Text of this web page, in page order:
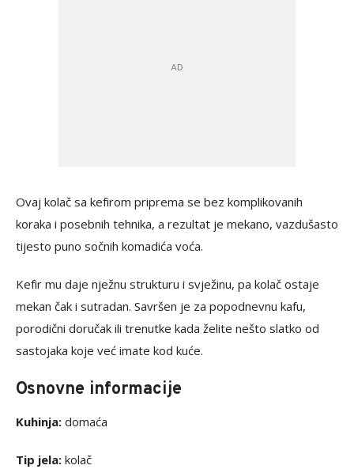
Ovaj kolač sa kefirom priprema se bez komplikovanih
koraka i posebnih tehnika, a rezultat je mekano, vazdušasto
tijesto puno sočnih komadića voća.
Kefir mu daje nježnu strukturu i svježinu, pa kolač ostaje
mekan čak i sutradan. Savršen je za popodnevnu kafu,
porodični doručak ili trenutke kada želite nešto slatko od
sastojaka koje već imate kod kuće.
Osnovne informacije
Kuhinja: domaća
Tip jela: kolač